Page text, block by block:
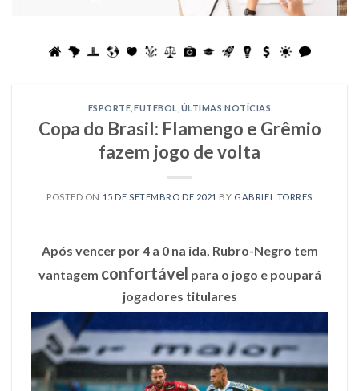
ESPORTE ,FUTEBOL ÚLTIMAS NOTÍCIAS
Copa do Brasil: Flamengo e Grêmio
fazem jogo de volta
POSTED ON 15 DE SETEMBRO DE 2021 BY GABRIEL TORRES
Após vencer por 4 a 0 na ida, Rubro-Negro tem
vantagem confortável para o jogo e poupará
jogadores titulares